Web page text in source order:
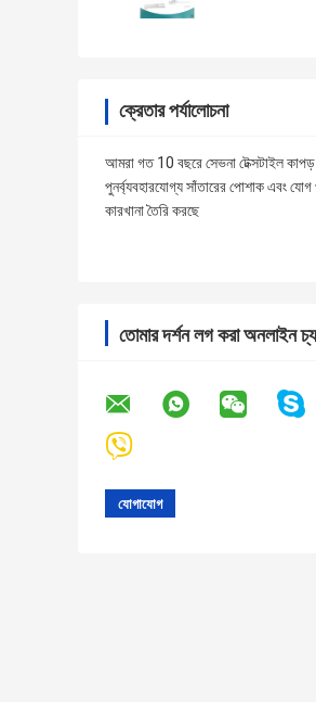
ক্রেতার পর্যালোচনা
আমরা গত 10 বছরে সেভনা টেক্সটাইল কাপড়
পুনর্ব্যবহারযোগ্য সাঁতারের পোশাক এবং যোগ
কারখানা তৈরি করছে
তোমার দর্শন লগ করা অনলাইন